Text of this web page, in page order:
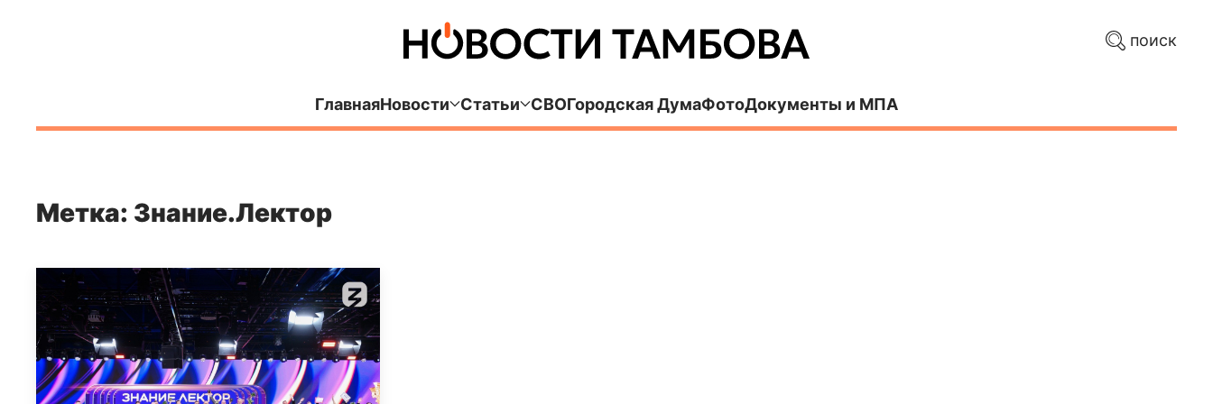
поиск
ГлавнаяНовости Статьи СВОГородская ДумаФотоДокументы и МПА
Метка: Знание.Лектор